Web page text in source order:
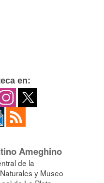
en:
Ameghino
de la
y Museo